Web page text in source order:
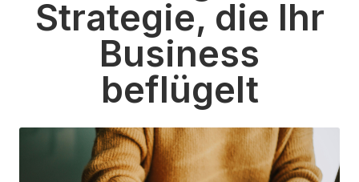
Strategie, die Ihr
Business
beflügelt